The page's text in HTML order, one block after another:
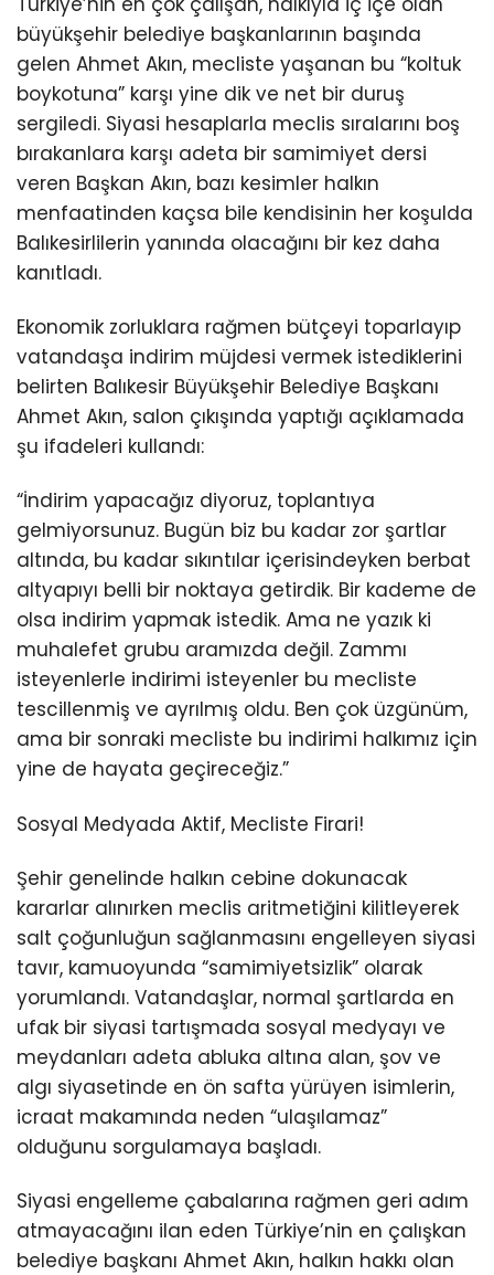
büyükşehir belediye başkanlarının başında
gelen Ahmet Akın, mecliste yaşanan bu “koltuk
boykotuna” karşı yine dik ve net bir duruş
sergiledi. Siyasi hesaplarla meclis sıralarını boş
bırakanlara karşı adeta bir samimiyet dersi
veren Başkan Akın, bazı kesimler halkın
menfaatinden kaçsa bile kendisinin her koşulda
Balıkesirlilerin yanında olacağını bir kez daha
kanıtladı.
Ekonomik zorluklara rağmen bütçeyi toparlayıp
vatandaşa indirim müjdesi vermek istediklerini
belirten Balıkesir Büyükşehir Belediye Başkanı
Ahmet Akın, salon çıkışında yaptığı açıklamada
şu ifadeleri kullandı:
“İndirim yapacağız diyoruz, toplantıya
gelmiyorsunuz. Bugün biz bu kadar zor şartlar
altında, bu kadar sıkıntılar içerisindeyken berbat
altyapıyı belli bir noktaya getirdik. Bir kademe de
olsa indirim yapmak istedik. Ama ne yazık ki
muhalefet grubu aramızda değil. Zammı
isteyenlerle indirimi isteyenler bu mecliste
tescillenmiş ve ayrılmış oldu. Ben çok üzgünüm,
ama bir sonraki mecliste bu indirimi halkımız için
yine de hayata geçireceğiz.”
Sosyal Medyada Aktif, Mecliste Firari!
Şehir genelinde halkın cebine dokunacak
kararlar alınırken meclis aritmetiğini kilitleyerek
salt çoğunluğun sağlanmasını engelleyen siyasi
tavır, kamuoyunda “samimiyetsizlik” olarak
yorumlandı. Vatandaşlar, normal şartlarda en
ufak bir siyasi tartışmada sosyal medyayı ve
meydanları adeta abluka altına alan, şov ve
algı siyasetinde en ön safta yürüyen isimlerin,
icraat makamında neden “ulaşılamaz”
olduğunu sorgulamaya başladı.
Siyasi engelleme çabalarına rağmen geri adım
atmayacağını ilan eden Türkiye’nin en çalışkan
belediye başkanı Ahmet Akın, halkın hakkı olan